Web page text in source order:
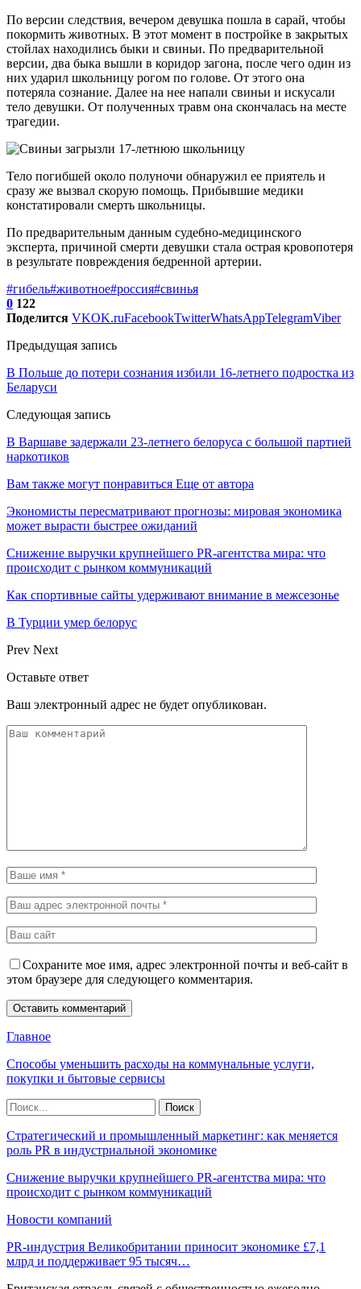
По версии следствия, вечером девушка пошла в сарай, чтобы
покормить животных. В этот момент в постройке в закрытых
стойлах находились быки и свиньи. По предварительной
версии, два быка вышли в коридор загона, после чего один из
них ударил школьницу рогом по голове. От этого она
потеряла сознание. Далее на нее напали свиньи и искусали
тело девушки. От полученных травм она скончалась на месте
трагедии.
Тело погибшей около полуночи обнаружил ее приятель и
сразу же вызвал скорую помощь. Прибывшие медики
констатировали смерть школьницы.
По предварительным данным судебно-медицинского
эксперта, причиной смерти девушки стала острая кровопотеря
в результате повреждения бедренной артерии.
#гибель#животное#россия#свинья
0 122
Поделится VKOK.ruFacebookTwitterWhatsAppTelegramViber
Предыдущая запись
В Польше до потери сознания избили 16-летнего подростка из
Беларуси
Следующая запись
В Варшаве задержали 23-летнего белоруса с большой партией
наркотиков
Вам также могут понравиться Еще от автора
Экономисты пересматривают прогнозы: мировая экономика
может вырасти быстрее ожиданий
Снижение выручки крупнейшего PR-агентства мира: что
происходит с рынком коммуникаций
Как спортивные сайты удерживают внимание в межсезонье
В Турции умер белорус
Prev Next
Оставьте ответ
Ваш электронный адрес не будет опубликован.
Сохраните мое имя, адрес электронной почты и веб-сайт в
этом браузере для следующего комментария.
Главное
Способы уменьшить расходы на коммунальные услуги,
покупки и бытовые сервисы
Стратегический и промышленный маркетинг: как меняется
роль PR в индустриальной экономике
Снижение выручки крупнейшего PR-агентства мира: что
происходит с рынком коммуникаций
Новости компаний
PR-индустрия Великобритании приносит экономике £7,1
млрд и поддерживает 95 тысяч…